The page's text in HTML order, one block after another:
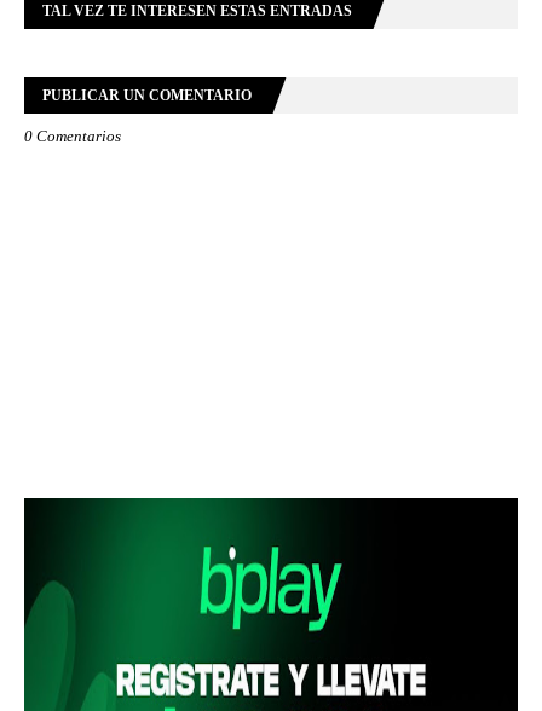
TAL VEZ TE INTERESEN ESTAS ENTRADAS
PUBLICAR UN COMENTARIO
0 Comentarios